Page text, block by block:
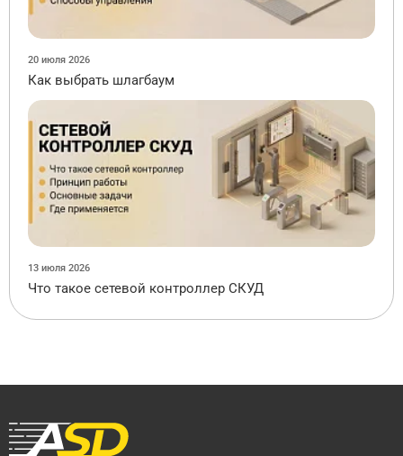
20 июля 2026
Как выбрать шлагбаум
13 июля 2026
Что такое сетевой контроллер СКУД